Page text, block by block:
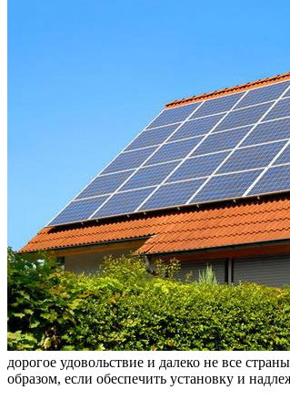
дорогое удовольствие и далеко не все
образом, если обеспечить установку и